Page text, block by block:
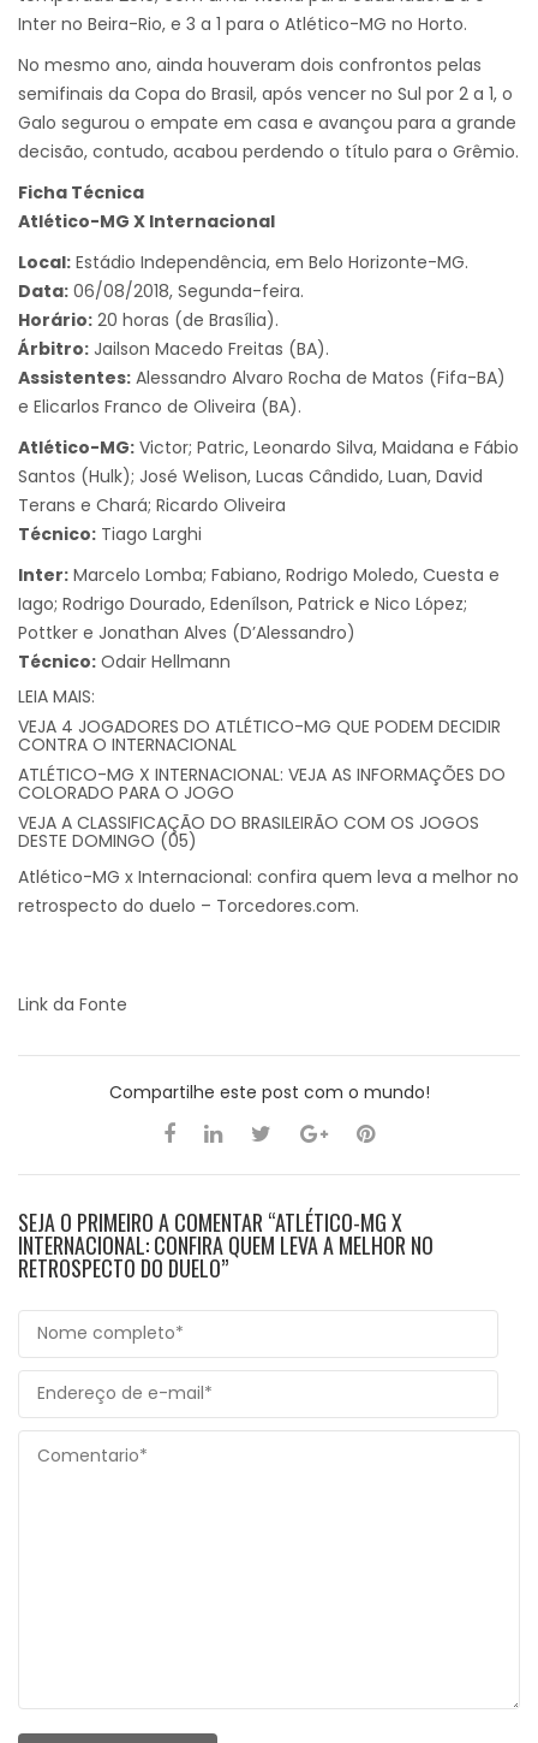
Inter no Beira-Rio, e 3 a 1 para o Atlético-MG no Horto.
No mesmo ano, ainda houveram dois confrontos pelas
semifinais da Copa do Brasil, após vencer no Sul por 2 a 1, o
Galo segurou o empate em casa e avançou para a grande
decisão, contudo, acabou perdendo o título para o Grêmio.
Ficha Técnica
Atlético-MG X Internacional
Local: Estádio Independência, em Belo Horizonte-MG.
Data: 06/08/2018, Segunda-feira.
Horário: 20 horas (de Brasília).
Árbitro: Jailson Macedo Freitas (BA).
Assistentes: Alessandro Alvaro Rocha de Matos (Fifa-BA)
e Elicarlos Franco de Oliveira (BA).
Atlético-MG: Victor; Patric, Leonardo Silva, Maidana e Fábio
Santos (Hulk); José Welison, Lucas Cândido, Luan, David
Terans e Chará; Ricardo Oliveira
Técnico: Tiago Larghi
Inter: Marcelo Lomba; Fabiano, Rodrigo Moledo, Cuesta e
Iago; Rodrigo Dourado, Edenílson, Patrick e Nico López;
Pottker e Jonathan Alves (D’Alessandro)
Técnico: Odair Hellmann
LEIA MAIS:
VEJA 4 JOGADORES DO ATLÉTICO-MG QUE PODEM DECIDIR
CONTRA O INTERNACIONAL
ATLÉTICO-MG X INTERNACIONAL: VEJA AS INFORMAÇÕES DO
COLORADO PARA O JOGO
VEJA A CLASSIFICAÇÃO DO BRASILEIRÃO COM OS JOGOS
DESTE DOMINGO (05)
Atlético-MG x Internacional: confira quem leva a melhor no
retrospecto do duelo – Torcedores.com.
Link da Fonte
Compartilhe este post com o mundo!
SEJA O PRIMEIRO A COMENTAR “ATLÉTICO-MG X
INTERNACIONAL: CONFIRA QUEM LEVA A MELHOR NO
RETROSPECTO DO DUELO”